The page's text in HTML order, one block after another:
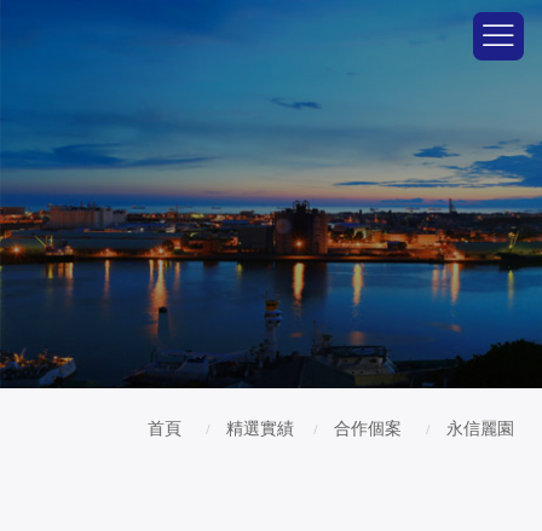
首頁 精選實績 合作個案 永信麗園